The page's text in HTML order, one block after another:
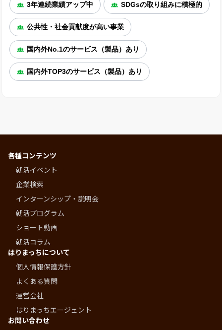
3年連続業績アップ中 SDGsの取り組みに積極的
公共性・社会貢献度が高い事業
国内外No.1のサービス（製品）あり
国内外TOP3のサービス（製品）あり
各種コンテンツ
就活イベント
企業検索
インターンシップ・説明会
就活プログラム
ショート動画
就活コラム
はりまっちについて
個人情報保護方針
よくある質問
運営会社
はりまっちエージェント
お問い合わせ